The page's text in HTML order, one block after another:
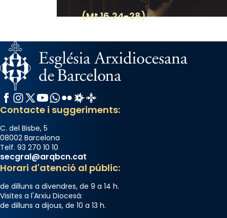
(Mt 16,24-28)
Facebook
Instagram
X / Twitter
YouTube
WhatsApp
FlickrRadio Estel
Catalunya Cristiana
Contacte i suggeriments:
C. del Bisbe, 5
08002 Barcelona
Telf. 93 270 10 10
secgral@arqbcn.cat
Horari d'atenció al públic:
de dilluns a divendres, de 9 a 14 h.
Visites a l'Arxiu Diocesà:
de dilluns a dijous, de 10 a 13 h.